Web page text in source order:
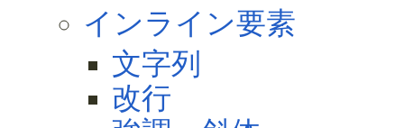
インライン要素
文字列
改行